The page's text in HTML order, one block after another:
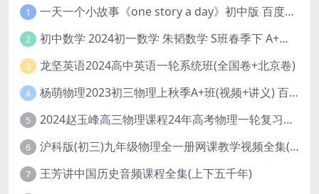
1 一天一个小故事《one story a day》初中版 百度网盘分享下载
2 初中数学 2024初一数学 朱韬数学 S班春季下 A+班春季下 百度云网盘
3 龙坚英语2024高中英语一轮系统班(全国卷+北京卷)
4 杨萌物理2023初三物理上秋季A+班(视频+讲义) 百度网盘分享
5 2024赵玉峰高三物理课程24年高考物理一轮复习网课教程
6 沪科版(初三)九年级物理全一册网课教学视频全集(录播版 杜春雨 66讲)
7
王芳讲中国历史音频课程全集(上下五千年)